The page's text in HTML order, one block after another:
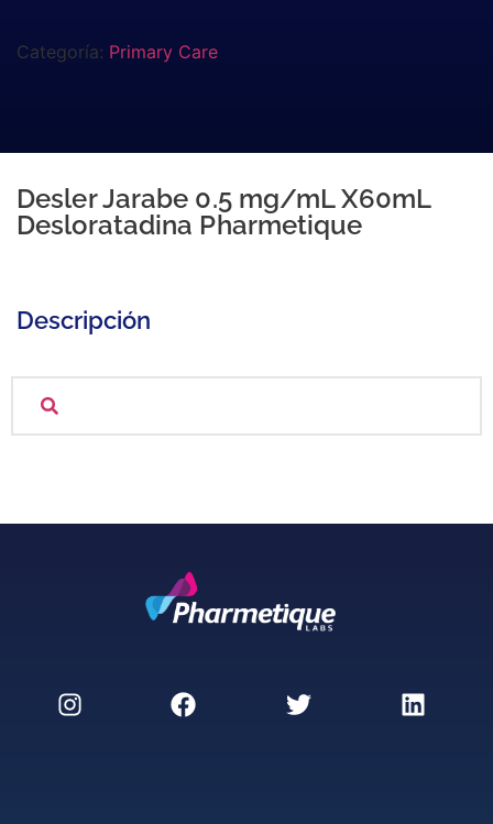
Categoría: Primary Care
Desler Jarabe 0.5 mg/mL X60mL
Desloratadina Pharmetique
Descripción